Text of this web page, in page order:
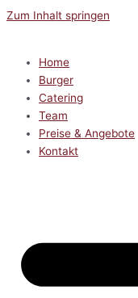
Zum Inhalt springen
Home
Burger
Catering
Team
Preise & Angebote
Kontakt